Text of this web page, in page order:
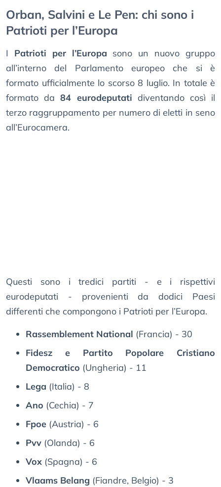
Orban, Salvini e Le Pen: chi sono i
Patrioti per l’Europa
I Patrioti per l’Europa sono un nuovo gruppo
all’interno del Parlamento europeo che si è
formato ufficialmente lo scorso 8 luglio. In totale è
formato da84 eurodeputati diventando così il
terzo raggruppamento per numero di eletti in seno
all’Eurocamera.
Questi sono i tredici partiti - e i rispettivi
eurodeputati - provenienti da dodici Paesi
differenti che compongono i Patrioti per l’Europa.
Rassemblement National (Francia) - 30
Fidesz e Partito Popolare Cristiano
Democratico (Ungheria) - 11
Lega (Italia) - 8
Ano (Cechia) - 7
Fpoe (Austria) - 6
Pvv (Olanda) - 6
Vox (Spagna) - 6
Vlaams Belang (Fiandre, Belgio) - 3